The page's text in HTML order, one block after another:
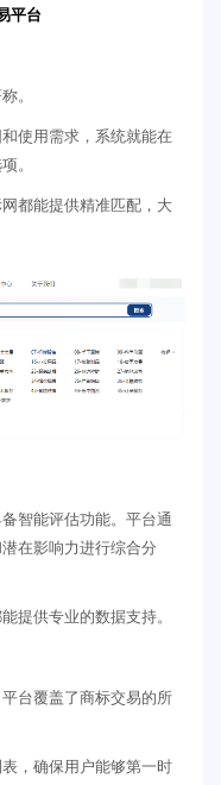
平台
。
使用需求，系统就能在
。
都能提供精准匹配，大
智能评估功能。平台通
在影响力进行综合分
提供专业的数据支持。
台覆盖了商标交易的所
，确保用户能够第一时